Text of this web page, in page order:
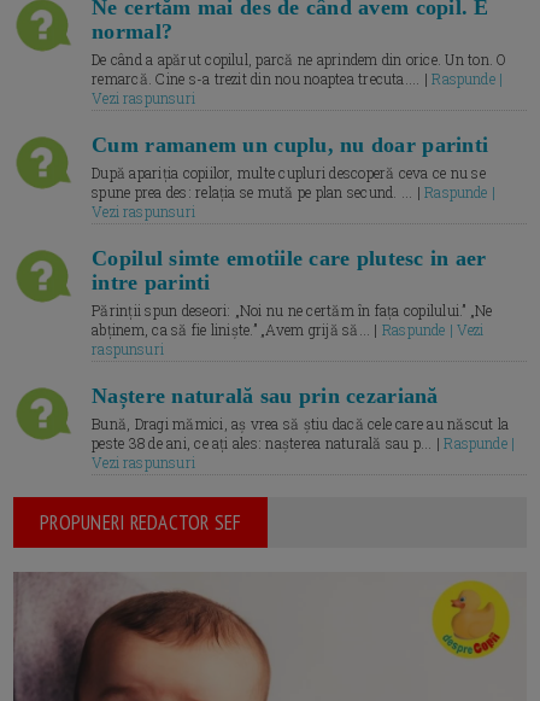
Ne certăm mai des de când avem copil. E
normal?
De când a apărut copilul, parcă ne aprindem din orice. Un ton. O
remarcă. Cine s-a trezit din nou noaptea trecuta.... |Raspunde |
Vezi raspunsuri
Cum ramanem un cuplu, nu doar parinti
După apariția copiilor, multe cupluri descoperă ceva ce nu se
spune prea des: relația se mută pe plan secund. ... |Raspunde |
Vezi raspunsuri
Copilul simte emotiile care plutesc in aer
intre parinti
Părinții spun deseori: „Noi nu ne certăm în fața copilului.” „Ne
abținem, ca să fie liniște.” „Avem grijă să... | Raspunde | Vezi
raspunsuri
Naștere naturală sau prin cezariană
Bună, Dragi mămici, aș vrea să știu dacă cele care au născut la
peste 38 de ani, ce ați ales: nașterea naturală sau p... |Raspunde |
Vezi raspunsuri
PROPUNERI REDACTOR SEF